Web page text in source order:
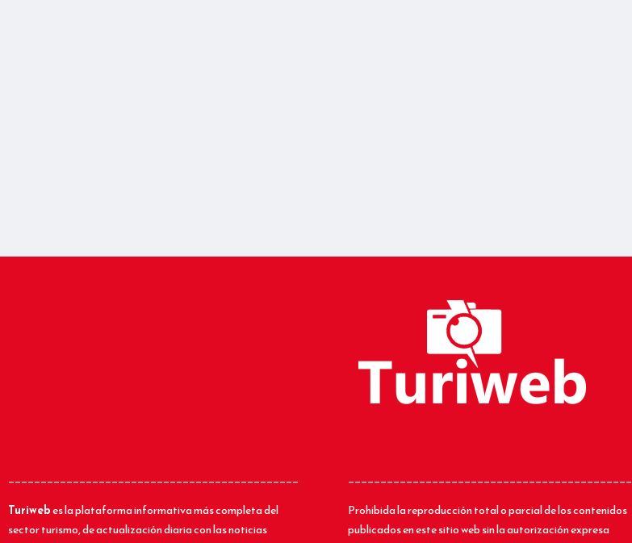
_____________________________________________
Turiwebes la plataforma informativa más completa del
sector turismo, de actualización diaria con las noticias
____________________________________________
Prohibida la reproducción total o parcial de los contenidos
publicados en este sitio web sin la autorización expresa